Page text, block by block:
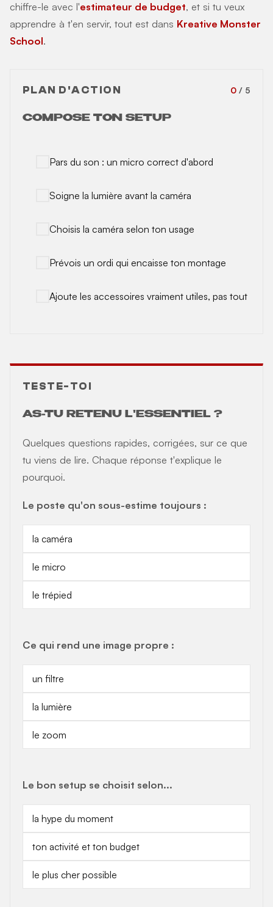
chiffre-le avec l'estimateur de budget, et si tu veux
apprendre à t'en servir, tout est dans Kreative Monster
School.
PLAN D'ACTION
COMPOSE TON SETUP
0 / 5
Pars du son : un micro correct d'abord
Soigne la lumière avant la caméra
Choisis la caméra selon ton usage
Prévois un ordi qui encaisse ton montage
Ajoute les accessoires vraiment utiles, pas tout
TESTE-TOI
AS-TU RETENU L'ESSENTIEL ?
Quelques questions rapides, corrigées, sur ce que
tu viens de lire. Chaque réponse t'explique le
pourquoi.
Le poste qu'on sous-estime toujours :
la caméra
le micro
le trépied
Ce qui rend une image propre :
un filtre
la lumière
le zoom
Le bon setup se choisit selon...
la hype du moment
ton activité et ton budget
le plus cher possible